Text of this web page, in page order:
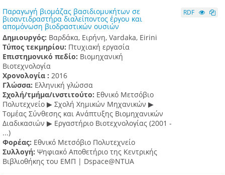
Παραγωγή βιομάζας βασιδιομυκήτων σε
βιοαντιδραστήρα διαλείποντος έργου και
απομόνωση βιοδραστικών ουσιών
Δημιουργός: Βαρδάκα, Ειρήνη, Vardaka, Eirini
Τύπος τεκμηρίου: Πτυχιακή εργασία
Επιστημονικό πεδίο: Βιομηχανική
Βιοτεχνολογία
Χρονολογία : 2016
Γλώσσα: Ελληνική γλώσσα
Σχολή/τμήμα/ινστιτούτο: Εθνικό Μετσόβιο
Πολυτεχνείο ▶ Σχολή Χημικών Μηχανικών ▶
Τομέας Σύνθεσης και Ανάπτυξης Βιομηχανικών
Διαδικασιών ▶ Εργαστήριο Βιοτεχνολογίας (2001 -
...)
Φορέας: Εθνικό Μετσόβιο Πολυτεχνείο
Συλλογή: Ψηφιακό Αποθετήριο της Κεντρικής
Βιβλιοθήκης του ΕΜΠ | Dspace@NTUA
RDF